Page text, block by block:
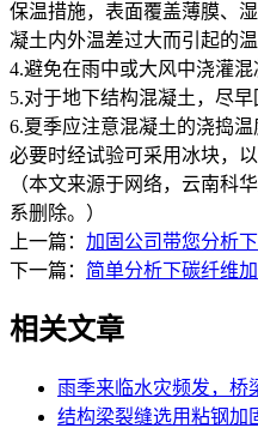
保温措施，表面覆盖薄膜、
凝土内外温差过大而引起的温
4.避免在雨中或大风中浇灌混
5.对于地下结构混凝土，尽早
6.夏季应注意混凝土的浇捣
必要时经试验可采用冰块，
（本文来源于网络，云南科
系删除。）
上一篇： 加固公司带您分析
下一篇： 简单分析下碳纤维
相关文章
雨季来临水灾频发，桥
结构梁裂缝选用粘钢加